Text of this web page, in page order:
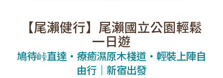
【尾瀨健行】尾瀨國立公園輕鬆
一日遊
鳩待峠直達・療癒濕原木棧道・輕裝上陣自
由行｜新宿出發